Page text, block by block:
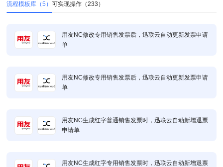
流程模板库（5 ）可实现操作（233 ）
用友NC修改专用销售发票后，迅联云自动更新发票申请
单
用友NC修改专用销售发票后，迅联云自动更新发票申请
单
用友NC生成红字普通销售发票时，迅联云自动新增退票
申请单
用友NC生成红字专用销售发票时，迅联云自动新增退票